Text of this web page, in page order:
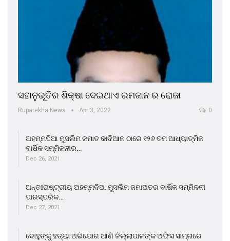
ସହାନୁଭୂତିର ଶିକ୍ଷା ଦେଇଥାଏ ରମଜାନ ର ରୋଜା
Ruparekha News Apr 3, 2022 0
ଅହମ୍ମଦିଆ ମୁସଲିମ ଜମାତ କାଦିଆନ ଠାରେ ୧୨୬ ତମ ଆଧ୍ୟାତ୍ମିକ
ବାର୍ଷିକ ସମ୍ମିଳନୀର…
Dec 26, 2021
ଅନ୍ତଃରାଷ୍ଟ୍ରୀୟ ଅହମ୍ମଦିଆ ମୁସଲିମ ଜମାଅତର ବାର୍ଷିକ ସମ୍ମିଳନୀ
ପାରସ୍ପରିକ…
Dec 27, 2021
ବୋହୁଙ୍କୁ ହତ୍ୟା ଅଭିଯୋଗ ଆଣି ଜିଲ୍ଲାପାଳଙ୍କ ଅଫିସ ସାମ୍ନାରେ